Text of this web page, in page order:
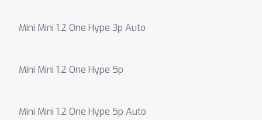
Mini Mini 1.2 One Hype 3p Auto
Mini Mini 1.2 One Hype 5p
Mini Mini 1.2 One Hype 5p Auto